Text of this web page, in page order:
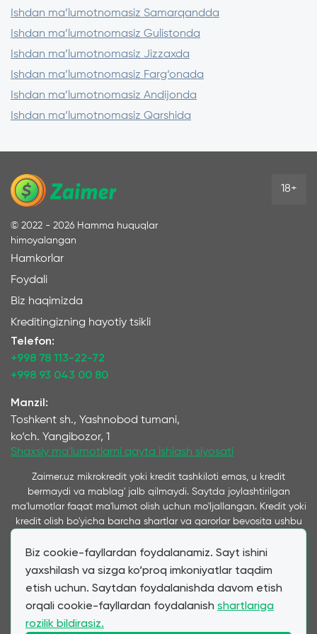
Ishdan ma’lumotnomasiz Samarqandda
Ishdan ma’lumotnomasiz Gulistonda
Ishdan ma’lumotnomasiz Jizzaxda
Ishdan ma’lumotnomasiz Farg‘onada
Ishdan ma’lumotnomasiz Andijonda
Ishdan ma’lumotnomasiz Qarshida
Biz cookie-fayllardan foydalanamiz. Sayt ishini
yaxshilash va sizga ko‘proq imkoniyatlar taqdim
etish uchun. Saytdan foydalanishda davom etish
orqali cookie-fayllardan foydalanish shartlariga
rozilik bildirasiz.
© 2022 - 2026 Hamma huquqlar
himoyalangan
Hamkorlar
Foydali
Biz haqimizda
Kreditingizning hayotiy tsikli
Telefon:
+998 78 113-22-72
+998 93 043 00 80
Manzil:
Toshkent sh., Yashnobod tumani,
ko‘ch. Yangibozor, 1
Shaxsiy ma'lumotlarni qayta ishlash siyosati
18+
Zaimer.uz mikrokredit yoki kredit tashkiloti emas, u kredit
bermaydi va mablag' jalb qilmaydi. Saytda joylashtirilgan
ma'lumotlar faqat ma'lumot olish uchun mo'ljallangan. Kredit yoki
kredit olish bo'yicha barcha shartlar va qarorlar bevosita ushbu
va ushbu saytda taqdim etiladi. Ta’kidlash joizki, bizning
xizmatimiz orqali taqdim etilayotgan kredit va qarz shartlari
tashkilotlari va banklar tomonidan taqdim etilgan shartlarga
to‘liq mos keladi. Zaimer.uz moliyaviy mahsulotlar narxi va
shartlariga ta'sir qilmasdan, mijozlarga qulay shartnomalarni